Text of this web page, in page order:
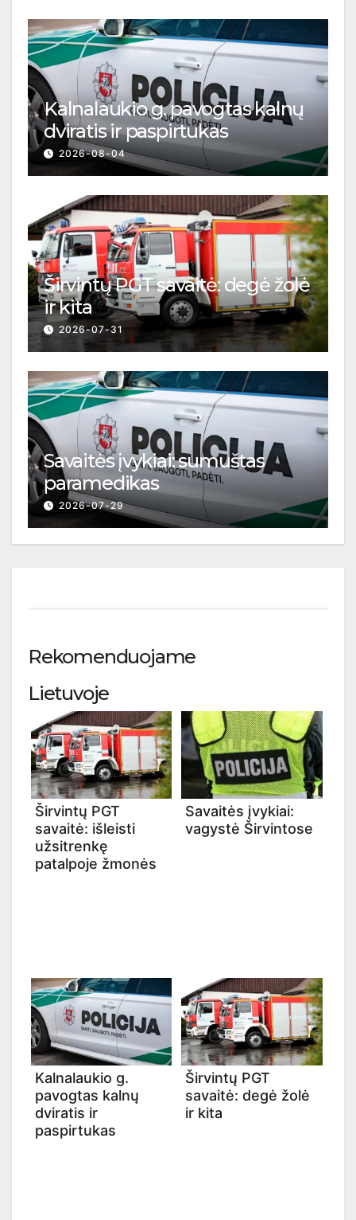
Kalnalaukio g. pavogtas kalnų
dviratis ir paspirtukas
2026-08-04
Širvintų PGT savaitė: degė žolė
ir kita
2026-07-31
Savaitės įvykiai: sumuštas
paramedikas
2026-07-29
Rekomenduojame
Lietuvoje
Širvintų PGT
savaitė: išleisti
užsitrenkę
patalpoje žmonės
Savaitės įvykiai:
vagystė Širvintose
Kalnalaukio g.
pavogtas kalnų
dviratis ir
paspirtukas
Širvintų PGT
savaitė: degė žolė
ir kita